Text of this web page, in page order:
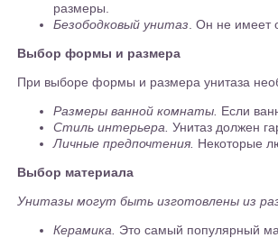
размеры.
Безободковый унитаз . Он не имеет
Выбор формы и размера
При выборе формы и размера унитаза
Размеры ванной комнаты. Если
Стиль интерьера. Унитаз должен
Личные предпочтения. Некоторые
Выбор материала
Унитазы могут быть изготовлены из
Керамика.
Это самый популярный